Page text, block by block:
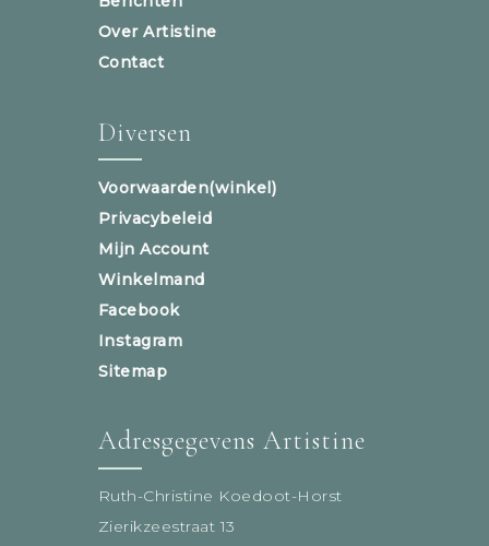
Over Artistine
Contact
Diversen
Voorwaarden(winkel)
Privacybeleid
Mijn Account
Winkelmand
Facebook
Instagram
Sitemap
Adresgegevens Artistine
Ruth-Christine Koedoot-Horst
Zierikzeestraat 13